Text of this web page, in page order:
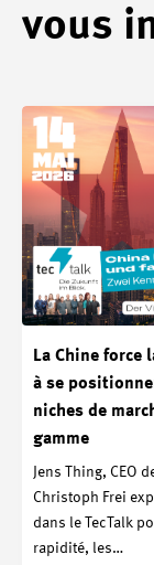
vous
La Chine force
à se
niches de
gamme
Jens Thing, CEO
Christoph Frei
dans le TecTalk
rapidité, les…